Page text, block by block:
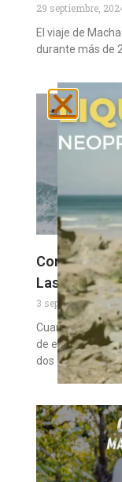
29 septiembre,
El viaje de
durante más de
Las tablas
3 septiembre, 2024
Cuando
de estilo, flow y
dos de